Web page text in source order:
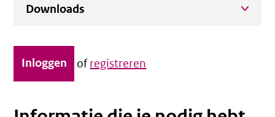
Downloads
Inloggen ofregistreren